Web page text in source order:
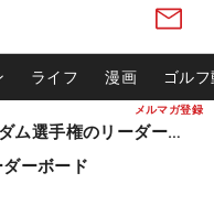
メルマガ登録
ライフ 漫画 ゴル
松山英樹ら出場 ウィンダム選手権のリーダーボード
ーボード